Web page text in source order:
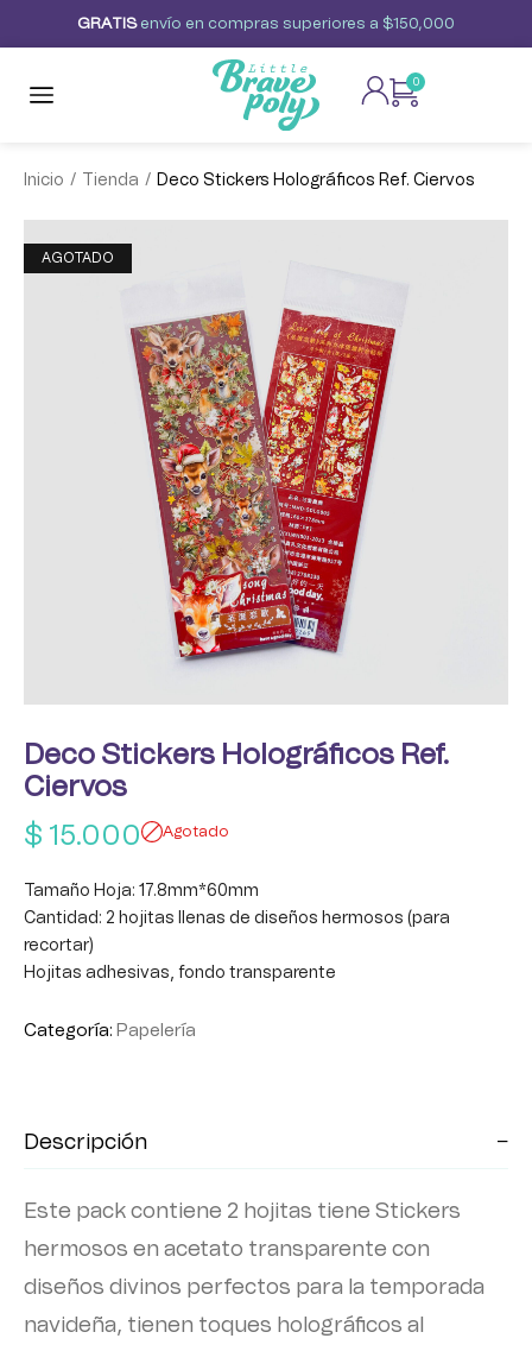
GRAT S envío en compras superiores a $150,000
0
Inicio / Tienda / Deco Stickers Holográficos Ref. Ciervos
AGOTADO
Deco Stickers Holográficos Ref.
Ciervos
$ 15.000 Agotado
Tamaño Hoja: 17.8mm*60mm
Cantidad: 2 hojitas llenas de diseños hermosos (para
recortar)
Hojitas adhesivas, fondo transparente
Categoría: Papelería
Descripción
Este pack contiene 2 hojitas tiene Stickers
hermosos en acetato transparente con
diseños divinos perfectos para la temporada
navideña, tienen toques holográficos al